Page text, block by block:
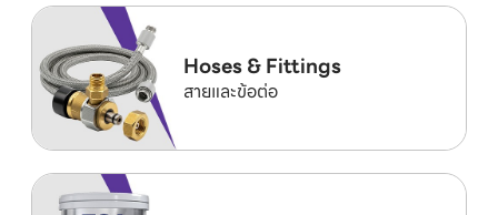
Hoses & Fittings
สายและข้อต่อ